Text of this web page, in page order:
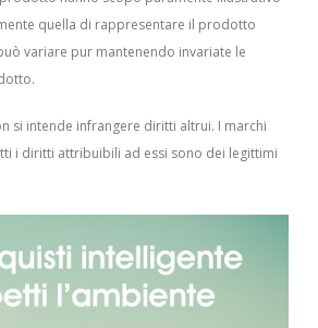
quella di rappresentare il prodotto
variare pur mantenendo invariate le
si intende infrangere diritti altrui. I marchi
i diritti attribuibili ad essi sono dei legittimi